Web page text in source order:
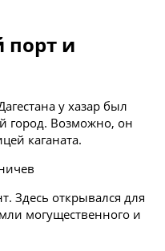
порт и
у хазар был
город. Возможно, он
каганата.
Здесь открывался для
могущественного и